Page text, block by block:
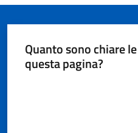
Quanto sono chiare
questa pagina?